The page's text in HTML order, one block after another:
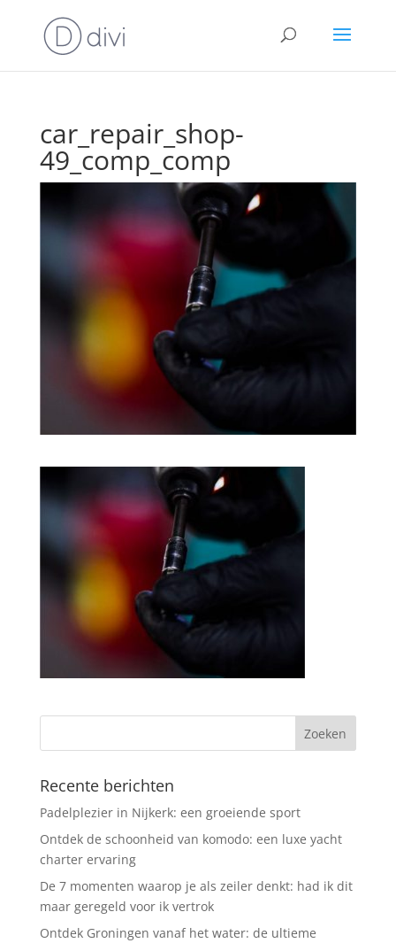
car_repair_shop-
49_comp_comp
Recente berichten
Padelplezier in Nijkerk: een groeiende sport
Ontdek de schoonheid van komodo: een luxe yacht
charter ervaring
De 7 momenten waarop je als zeiler denkt: had ik dit
maar geregeld voor ik vertrok
Ontdek Groningen vanaf het water: de ultieme